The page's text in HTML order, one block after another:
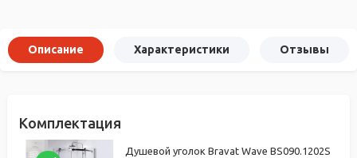
Описание Характеристики Отзывы
Комплектация
Душевой уголок Bravat Wave BS090.1202S